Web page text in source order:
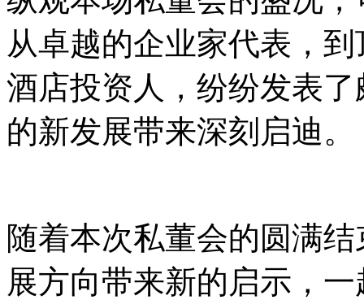
从卓越的企业家代表，
酒店投资人，纷纷发表
的新发展带来深刻启迪。
随着本次私董会的圆满
展方向带来新的启示，